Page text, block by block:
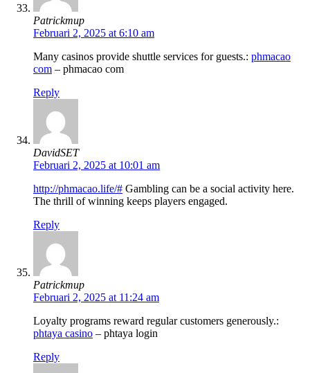
Patrickmup
Februari 2, 2025 at 6:10 am
Many casinos provide shuttle services for guests.: phmacao
com – phmacao com
Reply
DavidSET
Februari 2, 2025 at 10:01 am
http://phmacao.life/# Gambling can be a social activity here.
The thrill of winning keeps players engaged.
Reply
Patrickmup
Februari 2, 2025 at 11:24 am
Loyalty programs reward regular customers generously.:
phtaya casino – phtaya login
Reply